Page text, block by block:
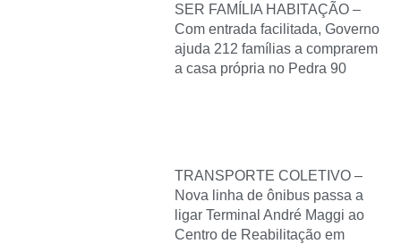
SER FAMÍLIA HABITAÇÃO –
Com entrada facilitada, Governo
ajuda 212 famílias a comprarem
a casa própria no Pedra 90
TRANSPORTE COLETIVO –
Nova linha de ônibus passa a
ligar Terminal André Maggi ao
Centro de Reabilitação em